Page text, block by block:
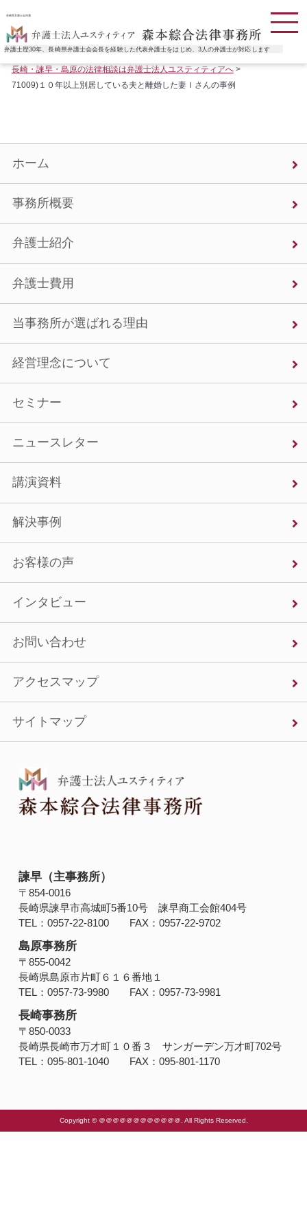
長崎県弁護士会所属
弁護士歴30年、長崎県弁護士会会長を経験した代表弁護士をはじめ、3人の弁護士が対応します
長崎・諫早・島原の法律相談は弁護士法人ユスティティアへ>
71009)１０年以上別居している夫と離婚した妻Ｉさんの事例
ホーム
事務所概要
弁護士紹介
弁護士費用
当事務所が選ばれる理由
経営理念について
セミナー
ニュースレター
講演資料
解決事例
お客様の声
インタビュー
お問い合わせ
アクセスマップ
サイトマップ
諫早（主事務所）
〒854‐0016
長崎県諫早市高城町5番10号 諫早商工会館404号
TEL：0957-22-8100 FAX：0957-22-9702
島原事務所
〒855-0042
長崎県島原市片町６１６番地１
TEL：0957-73-9980 FAX：0957-73-9981
長崎事務所
〒850-0033
長崎県長崎市万才町１０番３ サンガーデン万才町702号
TEL：095-801-1040 FAX：095-801-1170
Copyright © ＠＠＠＠＠＠＠＠＠＠＠＠. All Rights Reserved.